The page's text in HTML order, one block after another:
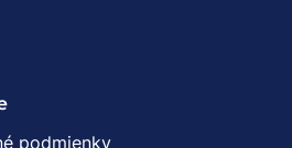
podmienky